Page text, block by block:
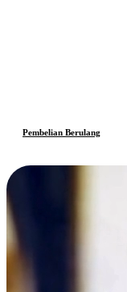
Pembelian Berulang